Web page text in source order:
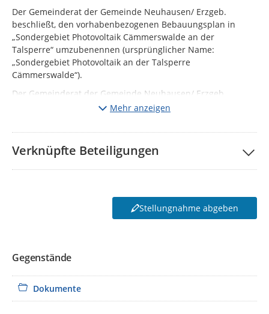
Der Gemeinderat der Gemeinde Neuhausen/ Erzgeb.
beschließt, den vorhabenbezogenen Bebauungsplan in
„Sondergebiet Photovoltaik Cämmerswalde an der
Talsperre“ umzubenennen (ursprünglicher Name:
„Sondergebiet Photovoltaik an der Talsperre
Cämmerswalde“).
Der Gemeinderat der Gemeinde Neuhausen/ Erzgeb.
beschließt, die Geltungsbereiche des vorhabenbezogenen
Flächennutzungsplanes der Gemeinde Neuhausen/ Erzgeb.
wie in Abbildung 1 bzw. Abbildung 2 dargestellt, zu ändern.
Cämmerswalde an der Talsperre“ und den Entwurf der 2.
Änderung des Flächennutzungsplanes der Gemeinde
BauGB beschlossen. Ziel der Flächennutzungsplanänderung
und des vorhabenbez. Bebauungsplanes ist die Ausweisung
eines Sondergebietes im Ortsteil Cämmerswalde an der
Talsperre Rauschenbach für die Errichtung und den Betrieb
einer Agri-PV-Anlage. Die beiden Planverfahren werden
Mehr anzeigen
Verknüpfte Beteiligungen
Stellungnahme abgeben
Gegenstände
Dokumente